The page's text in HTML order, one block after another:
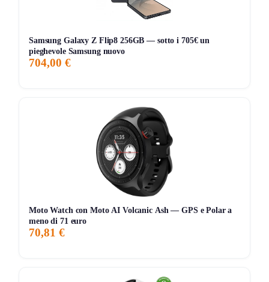
7G 30G
Samsung Galaxy Z Flip8 256GB — sotto i 705€ un
pieghevole Samsung nuovo
704,00 €
Moto Watch con Moto AI Volcanic Ash — GPS e Polar a
meno di 71 euro
70,81 €